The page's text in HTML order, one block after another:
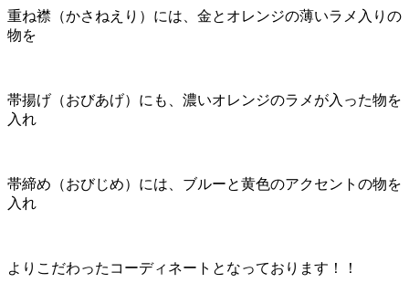
重ね襟（かさねえり）には、金とオレンジの薄いラメ入りの
物を
帯揚げ（おびあげ）にも、濃いオレンジのラメが入った物を
入れ
帯締め（おびじめ）には、ブルーと黄色のアクセントの物を
入れ
よりこだわったコーディネートとなっております！！